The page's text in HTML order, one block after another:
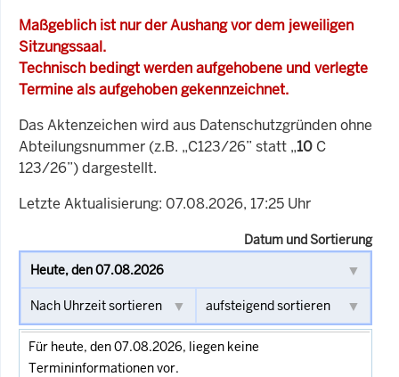
Maßgeblich ist nur der Aushang vor dem jeweiligen
Sitzungssaal.
Technisch bedingt werden aufgehobene und verlegte
Termine als aufgehoben gekennzeichnet.
Das Aktenzeichen wird aus Datenschutzgründen ohne
Abteilungsnummer (z.B. „C123/26” statt „10 C
123/26”) dargestellt.
Letzte Aktualisierung: 07.08.2026, 17:25 Uhr
Datum und Sortierung
Für heute, den 07.08.2026, liegen keine
Termininformationen vor.